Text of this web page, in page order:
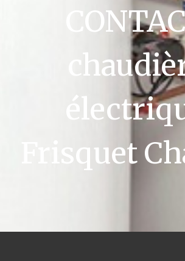
Frisquet